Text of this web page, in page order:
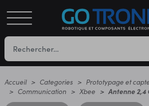
Accueil Categories
Prototypage et
Communication
Xbee Antenne 2,4